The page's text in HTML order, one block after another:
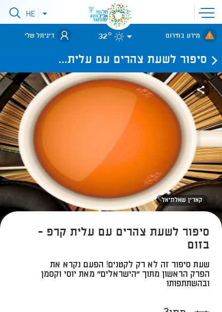
פתיחת
תפריט
אתר
לאתר עיריית
תל-אביב
פתיחתHE
מידע בחירום 32° דיגיתל שלי
סיפור לשעת צהרים עם עלית...
קארין שאלתיאל
סיפור לשעת צהרים עם עלית קרפ -
בזום
שעת סיפור זה לא רק לקטנים! הפעם נקרא את
הפרק הראשון מתוך "הישראלים" מאת יוסי וקסמן
ובהשתתפותו